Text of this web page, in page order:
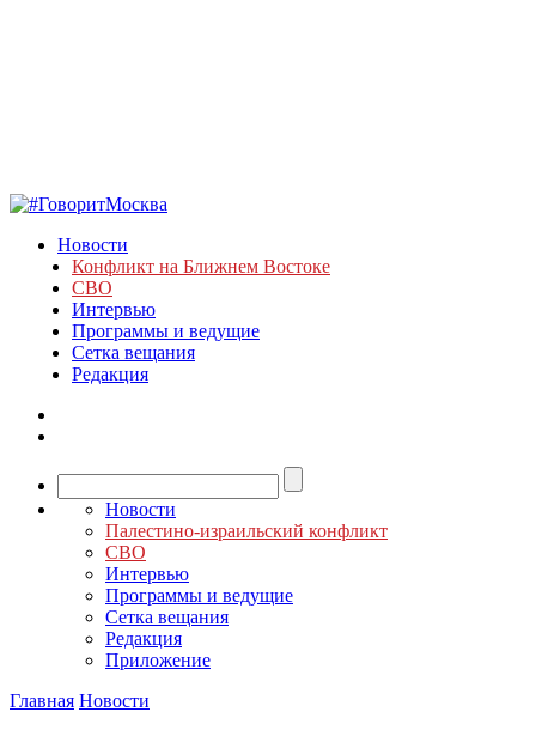
Новости
Конфликт на Ближнем Востоке
СВО
Интервью
Программы и ведущие
Сетка вещания
Редакция
Новости
Палестино-израильский конфликт
СВО
Интервью
Программы и ведущие
Сетка вещания
Редакция
Приложение
Главная Новости